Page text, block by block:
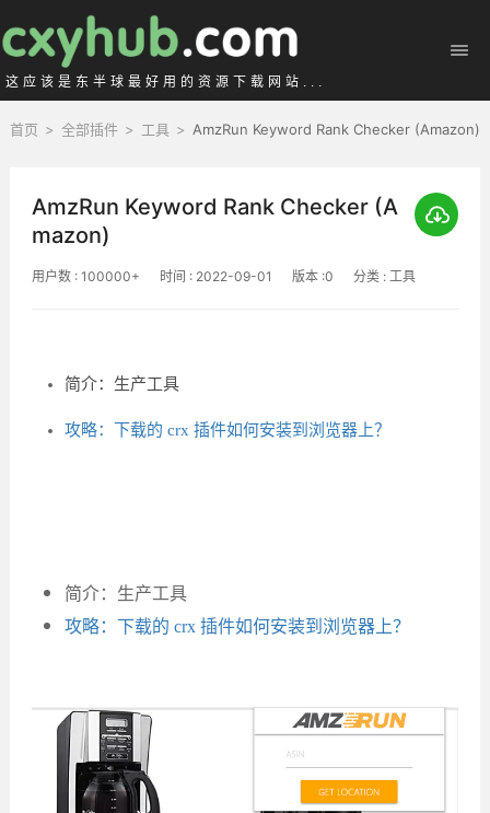
这应该是东半球最好用的资源下载网站...
首页 > 全部插件 > 工具 > AmzRun Keyword Rank Checker (Amazon)
AmzRun Keyword Rank Checker (A
mazon)
用户数 : 100000+ 时间 : 2022-09-01 版本 :0 分类 : 工具
简介：生产工具
攻略：下载的 crx 插件如何安装到浏览器上？
简介：生产工具
攻略：下载的 crx 插件如何安装到浏览器上？